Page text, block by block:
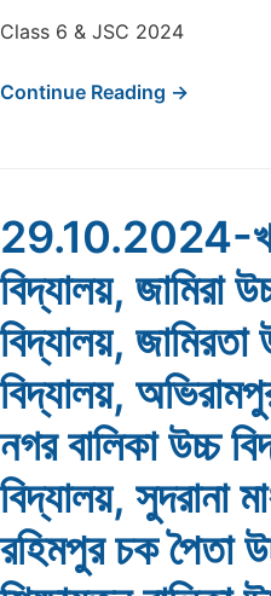
Class 6 & JSC 2024
Continue Reading →
29.10.2024-খাস
বিদ্যালয়, জামিরা
বিদ্যালয়, জামিরতা
বিদ্যালয়,
নগর বালিকা উচ্চ
বিদ্যালয়, সুদরানা
রহিমপুর চক পৈতা